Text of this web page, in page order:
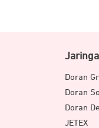
Doran
Doran
Doran
JETEX